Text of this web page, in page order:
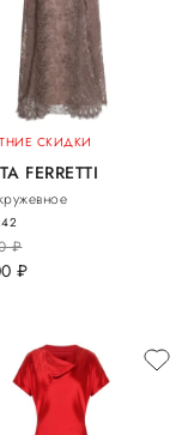
СКИДКИ
FERRETTI
руб.
руб.
42